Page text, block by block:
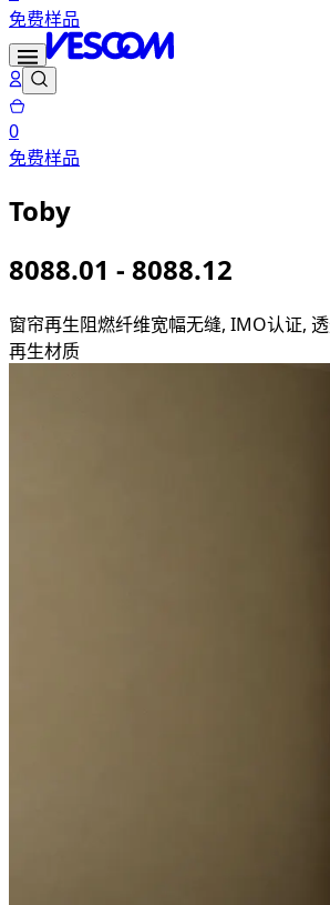
免费样品
0
免费样品
Toby
8088.01 - 8088.12
窗帘再生阻燃纤维宽幅无缝, IMO认证,
再生材质